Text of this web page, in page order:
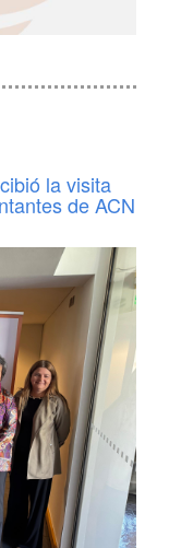
la visita
de ACN